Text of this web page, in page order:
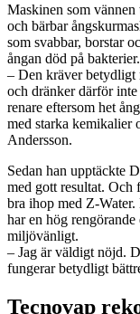
Maskinen som
och bärbar
som svabbar, borstar
ångan död på bakterier.
– Den kräver betydligt
och dränker därför
renare eftersom het
med starka kemikalier
Andersson.
Sedan han upptäckte
med gott resultat. Och
bra ihop med Z-
har en hög
miljövänligt.
– Jag är väldigt nöjd.
fungerar betydligt
Tecnovap